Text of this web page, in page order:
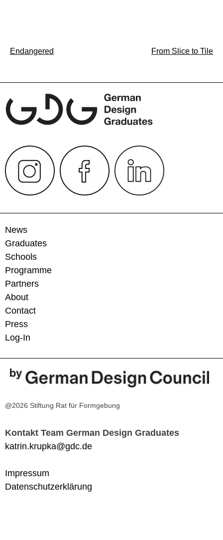
Beitragsnavigation
Endangered From Slice to Tile
News
Graduates
Schools
Programme
Partners
About
Contact
Press
Log-In
@2026 Stiftung Rat für Formgebung
Kontakt Team German Design Graduates
katrin.krupka@gdc.de
Impressum
Datenschutzerklärung